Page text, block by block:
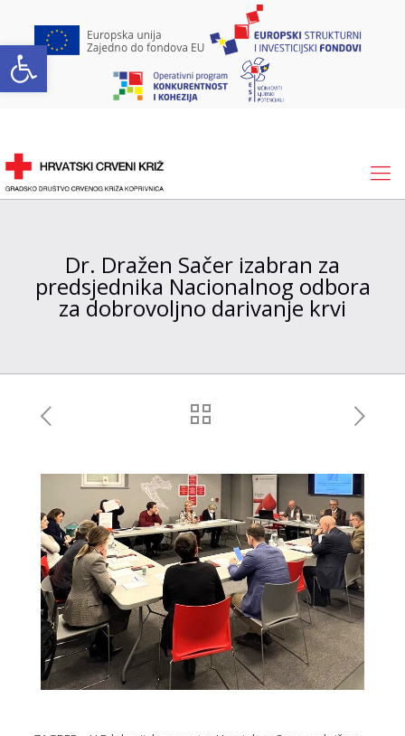
Open toolbar
Dr. Dražen Sačer izabran za
predsjednika Nacionalnog odbora
za dobrovoljno darivanje krvi